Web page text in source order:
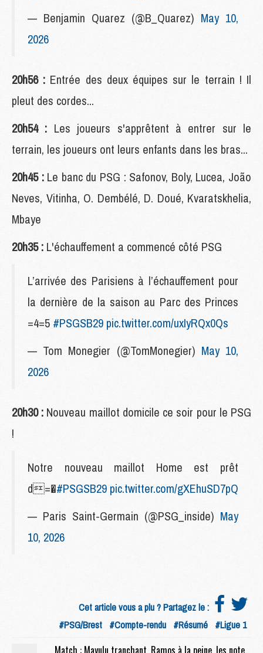
— Benjamin Quarez (@B_Quarez) May 10,
2026
20h56 : Entrée des deux équipes sur le terrain ! Il
pleut des cordes...
20h54 : Les joueurs s'apprêtent à entrer sur le
terrain, les joueurs ont leurs enfants dans les bras...
20h45 : Le banc du PSG : Safonov, Boly, Lucea, João
Neves, Vitinha, O. Dembélé, D. Doué, Kvaratskhelia,
Mbaye
20h35 : L'échauffement a commencé côté PSG
L’arrivée des Parisiens à l’échauffement pour
la dernière de la saison au Parc des Princes
=4=5 #PSGSB29 pic.twitter.com/uxIyRQx0Qs
— Tom Monegier (@TomMonegier) May 10,
2026
20h30 : Nouveau maillot domicile ce soir pour le PSG
!
Notre nouveau maillot Home est prêt
d=�#PSGSB29 pic.twitter.com/gXEhuSD7pQ
— Paris Saint-Germain (@PSG_inside) May
10, 2026
Cet article vous a plu ? Partagez le :
#PSG/Brest #Compte-rendu #Résumé #Ligue 1
Match : Mayulu tranchant, Ramos à la peine, les notes de PSG/Brest (1-0)